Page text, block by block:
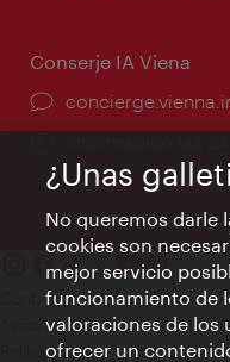
Conserje IA Viena
Contacto
Aviso legal
Política de privacidad de
¿Unas
No queremos darle
cookies son
mejor servicio
funcionamiento de
valoraciones de los
ofrecer un